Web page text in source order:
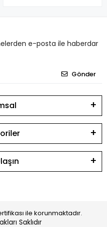
e-posta ile haberdar
Gönder
ile korunmaktadır.
Saklıdır